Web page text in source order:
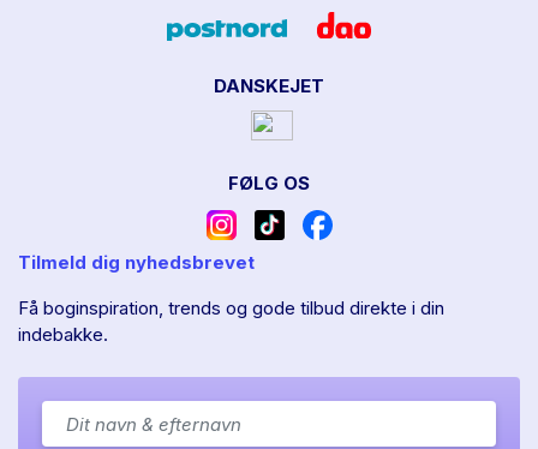
DANSKEJET
FØLG OS
Tilmeld dig nyhedsbrevet
Få boginspiration, trends og gode tilbud direkte i din
indebakke.